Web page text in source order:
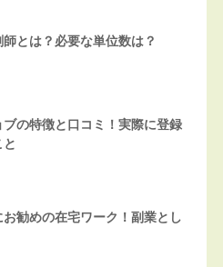
とは？必要な単位数は？
ブの特徴と口コミ！実際に登録
と
お勧めの在宅ワーク！副業とし